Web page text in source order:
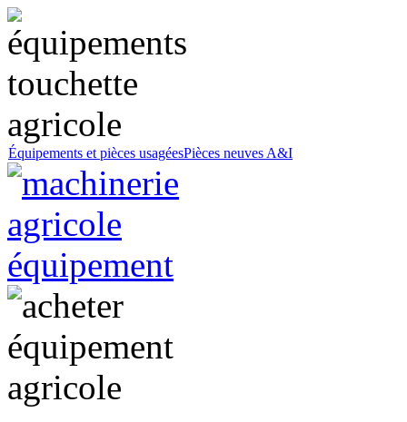
Équipements et pièces usagéesPièces neuves A&I